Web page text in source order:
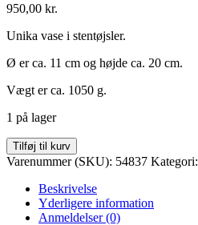
950,00 kr.
Unika vase i stentøjsler.
Ø er ca. 11 cm og højde ca. 20 cm.
Vægt er ca. 1050 g.
1 på lager
Vase
(23)
Tilføj til kurv
Varenummer (SKU): 54837 Kategori:
Beskrivelse
Yderligere information
Anmeldelser (0)